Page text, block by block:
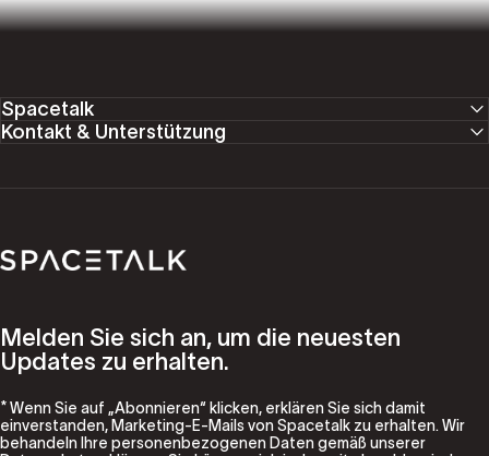
Spacetalk
Kontakt & Unterstützung
Spacetalk
Melden Sie sich an, um die neuesten
Updates zu erhalten.
* Wenn Sie auf „Abonnieren“ klicken, erklären Sie sich damit
einverstanden, Marketing-E-Mails von Spacetalk zu erhalten. Wir
behandeln Ihre personenbezogenen Daten gemäß unserer